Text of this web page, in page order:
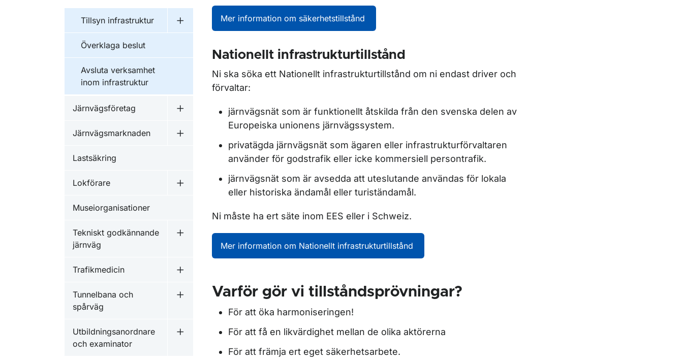
Tillsyn infrastruktur
Undermeny för Tillsyn infrastruktur
Överklaga beslut
Avsluta verksamhet
inom infrastruktur
Järnvägsföretag
Undermeny för Järnvägsföretag
Järnvägsmarknaden
Undermeny för Järnvägsmarknaden
Lastsäkring
Lokförare
Undermeny för Lokförare
Museiorganisationer
Tekniskt godkännande
järnväg
Undermeny för Tekniskt godkännande järnväg
Trafikmedicin
Undermeny för Trafikmedicin
Tunnelbana och
spårväg
Undermeny för Tunnelbana och spårväg
Utbildningsanordnare
och examinator
Undermeny för Utbildningsanordnare och examinator
Mer information om säkerhetstillstånd
Nationellt infrastrukturtillstånd
Ni ska söka ett Nationellt infrastrukturtillstånd om ni endast driver och
förvaltar:
järnvägsnät som är funktionellt åtskilda från den svenska delen av
Europeiska unionens järnvägssystem.
privatägda järnvägsnät som ägaren eller infrastrukturförvaltaren
använder för godstrafik eller icke kommersiell persontrafik.
järnvägsnät som är avsedda att uteslutande användas för lokala
eller historiska ändamål eller turiständamål.
Ni måste ha ert säte inom EES eller i Schweiz.
Mer information om Nationellt infrastrukturtillstånd
Varför gör vi tillståndsprövningar?
För att öka harmoniseringen!
För att få en likvärdighet mellan de olika aktörerna
För att främja ert eget säkerhetsarbete.